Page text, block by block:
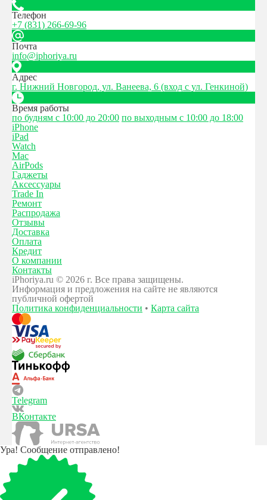
Телефон
+7 (831) 266-69-96
Почта
info@iphoriya.ru
Адрес
г. Нижний Новгород, ул. Ванеева, 6 (вход с ул. Генкиной)
Время работы
по будням с 10:00 до 20:00 по выходным с 10:00 до 18:00
iPhone
iPad
Watch
Mac
AirPods
Гаджеты
Аксессуары
Trade In
Ремонт
Распродажа
Отзывы
Доставка
Оплата
Кредит
О компании
Контакты
iPhoriya.ru © 2026 г. Все права защищены.
Информация и предложения на сайте не являются
публичной офертой
Политика конфиденциальности • Карта сайта
Telegram
ВКонтакте
Ура! Сообщение отправлено!